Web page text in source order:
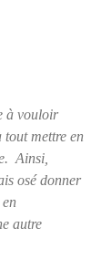
à vouloir
mettre en
Ainsi,
osé donner
autre